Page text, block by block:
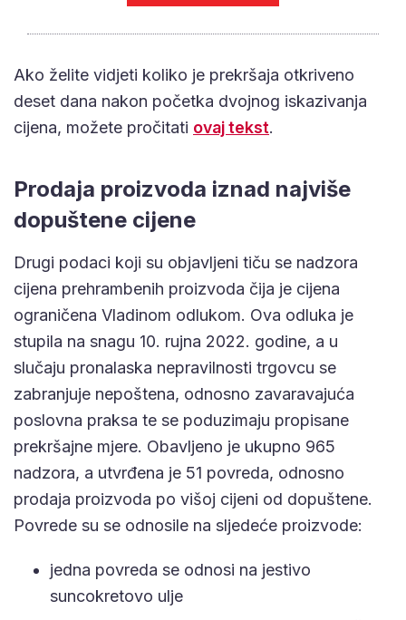
Ako želite vidjeti koliko je prekršaja otkriveno
deset dana nakon početka dvojnog iskazivanja
cijena, možete pročitati ovaj tekst.
Prodaja proizvoda iznad najviše
dopuštene cijene
Drugi podaci koji su objavljeni tiču se nadzora
cijena prehrambenih proizvoda čija je cijena
ograničena Vladinom odlukom. Ova odluka je
stupila na snagu 10. rujna 2022. godine, a u
slučaju pronalaska nepravilnosti trgovcu se
zabranjuje nepoštena, odnosno zavaravajuća
poslovna praksa te se poduzimaju propisane
prekršajne mjere. Obavljeno je ukupno 965
nadzora, a utvrđena je 51 povreda, odnosno
prodaja proizvoda po višoj cijeni od dopuštene.
Povrede su se odnosile na sljedeće proizvode:
jedna povreda se odnosi na jestivo
suncokretovo ulje